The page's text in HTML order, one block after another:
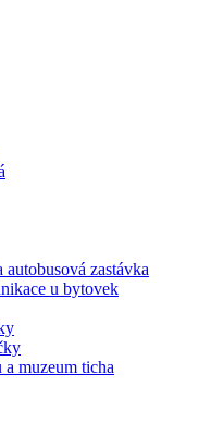
zastávka
u bytovek
a muzeum ticha